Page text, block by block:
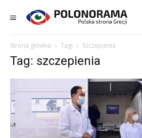
Strona główna Tagi Szczepienia
Tag: szczepienia